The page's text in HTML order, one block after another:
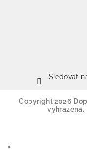
Sledovat
Copyright 2026
vyhrazena.
×